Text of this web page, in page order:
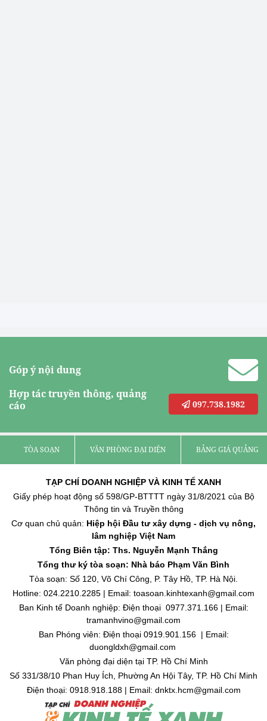
Góp ý nội dung
Hợp tác truyền thông, quảng
cáo
097.738.1982
TÒA SOẠN VĂN PHÒNG ĐẠI DIỆN BẢNG GIÁ QUẢNG
TẠP CHÍ DOANH NGHIỆP VÀ KINH TẾ XANH
Giấy phép hoạt động số 598/GP-BTTTT ngày 31/8/2021 của Bộ
Thông tin và Truyền thông
Cơ quan chủ quản: Hiệp hội Đầu tư xây dựng - dịch vụ nông,
lâm nghiệp Việt Nam
Tổng Biên tập: Ths. Nguyễn Mạnh Thắng
Tổng thư ký tòa soạn: Nhà báo Phạm Văn Bình
Tòa soạn: Số 120, Võ Chí Công, P. Tây Hồ, TP. Hà Nội.
Hotline: 024.2210.2285 | Email: toasoan.kinhtexanh@gmail.com
Ban Kinh tế Doanh nghiệp: Điện thoại 0977.371.166 | Email:
tramanhvino@gmail.com
Ban Phóng viên: Điện thoại 0919.901.156 | Email:
duongldxh@gmail.com
Văn phòng đại diện tại TP. Hồ Chí Minh
Số 331/38/10 Phan Huy Ích, Phường An Hội Tây, TP. Hồ Chí Minh
Điện thoại: 0918.918.188 | Email: dnktx.hcm@gmail.com